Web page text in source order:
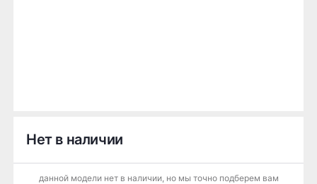
Нет в наличии
данной модели нет в наличии, но мы точно подберем вам